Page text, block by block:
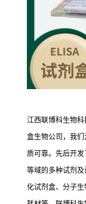
江西联博科生物
盒生物公司，我
质可靠。先后开
等域的多种试剂及
化试剂盒、分子